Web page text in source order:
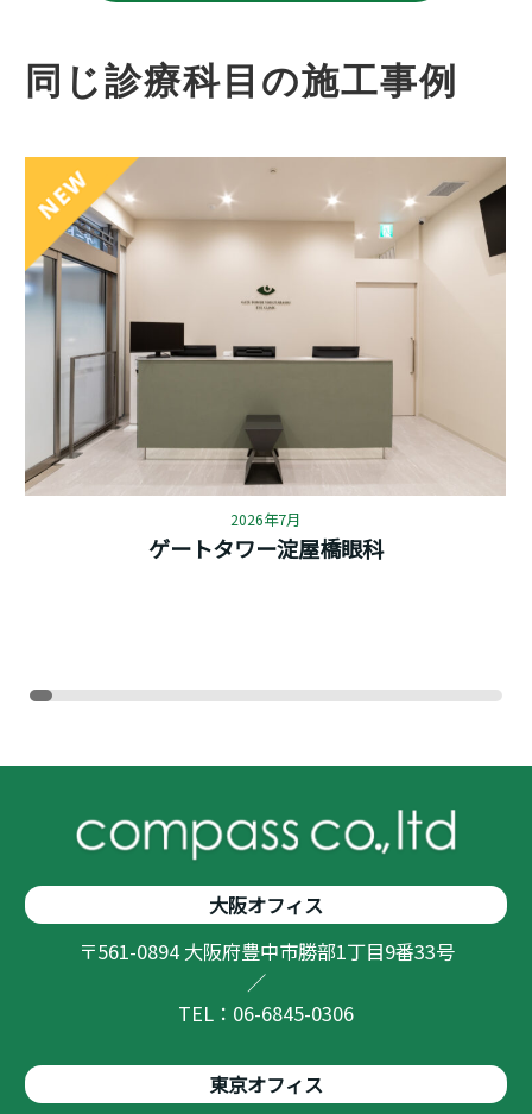
同じ診療科目の施工事例
2026年7月
ゲートタワー淀屋橋眼科
大阪オフィス
〒561-0894 大阪府豊中市勝部1丁目9番33号
／
TEL：06-6845-0306
東京オフィス